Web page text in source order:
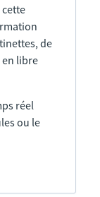
de
libre
réel
ou le